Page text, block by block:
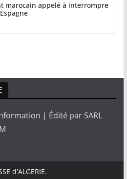
appelé à interrompre
| Édité par SARL
d'ALGERIE.